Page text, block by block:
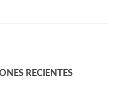
RECIENTES